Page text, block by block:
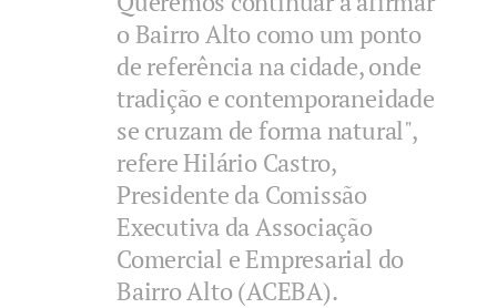
o Bairro Alto como um ponto
de referência na cidade, onde
tradição e contemporaneidade
se cruzam de forma natural",
refere Hilário Castro,
Presidente da Comissão
Executiva da Associação
Comercial e Empresarial do
Bairro Alto (ACEBA).